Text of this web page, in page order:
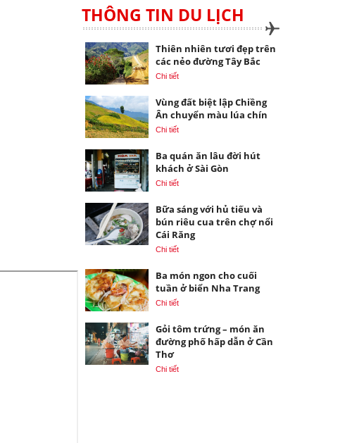
THÔNG TIN DU LỊCH
Thiên nhiên tươi đẹp trên
các nẻo đường Tây Bắc
Chi tiết
Vùng đất biệt lập Chiềng
Ân chuyển màu lúa chín
Chi tiết
Ba quán ăn lâu đời hút
khách ở Sài Gòn
Chi tiết
Bữa sáng với hủ tiếu và
bún riêu cua trên chợ nổi
Cái Răng
Chi tiết
Ba món ngon cho cuối
tuần ở biển Nha Trang
Chi tiết
Gỏi tôm trứng – món ăn
đường phố hấp dẫn ở Cần
Thơ
Chi tiết